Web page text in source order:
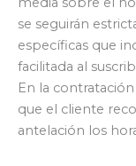
se seguirán
específicas que
facilitada al
En la
que el cliente
antelación los